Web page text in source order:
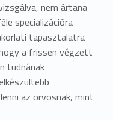
nem ártana
specializációra
tapasztalatra
a frissen végzett
tudnának
az orvosnak, mint